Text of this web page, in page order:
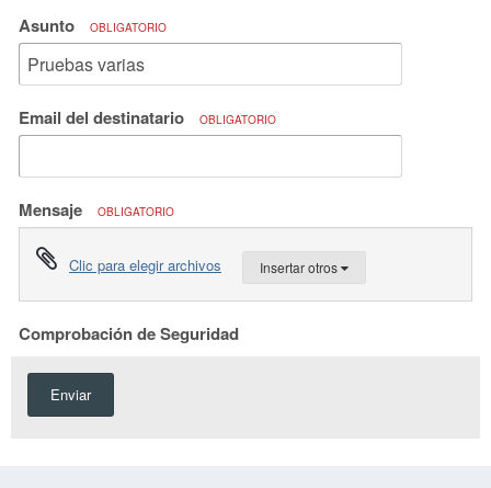
Asunto OBLIGATORIO
Email del destinatario OBLIGATORIO
Mensaje OBLIGATORIO
Clic para elegir archivos Insertar otros
Comprobación de Seguridad
Enviar